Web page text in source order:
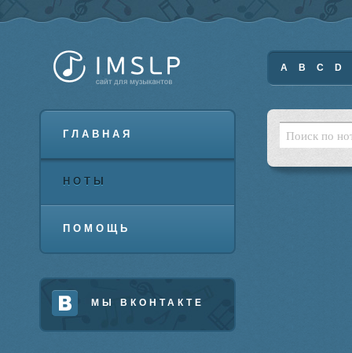
ГЛАВНАЯ
НОТЫ
ПОМОЩЬ
МЫ ВКОНТАКТЕ
A B C D